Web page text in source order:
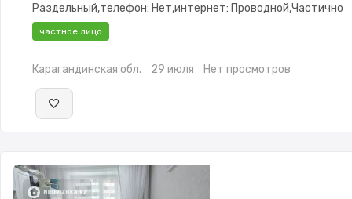
Раздельный,телефон: Нет,интернет: Проводной,Частично
меблирована,Частично меблирована,Решетки на
окнах,Домофон,Неугловая,Улучшенная,Новая
частное лицо
Карагандинская обл. 29 июля Нет просмотров